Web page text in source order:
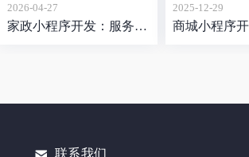
2026-04-27
家政小程序开发：服务非标、用户挑剔，这个赛道的难点比想象中更立体
2025-12-29
联系我们